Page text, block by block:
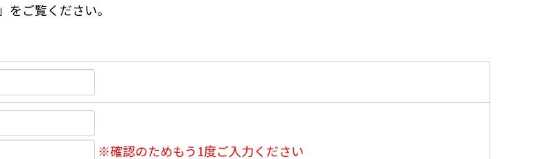
」をご覧ください。
※確認のためもう1度ご入力ください